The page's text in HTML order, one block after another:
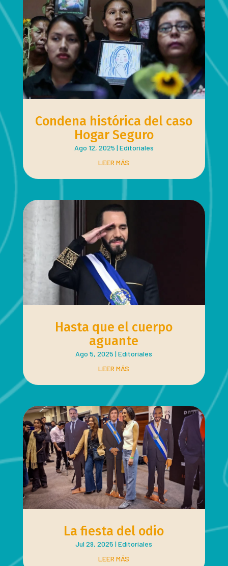
Condena histórica del caso
Hogar Seguro
Ago 12, 2025 | Editoriales
LEER MÁS
Hasta que el cuerpo
aguante
Ago 5, 2025 |Editoriales
LEER MÁS
La fiesta del odio
Jul 29, 2025 |Editoriales
LEER MÁS